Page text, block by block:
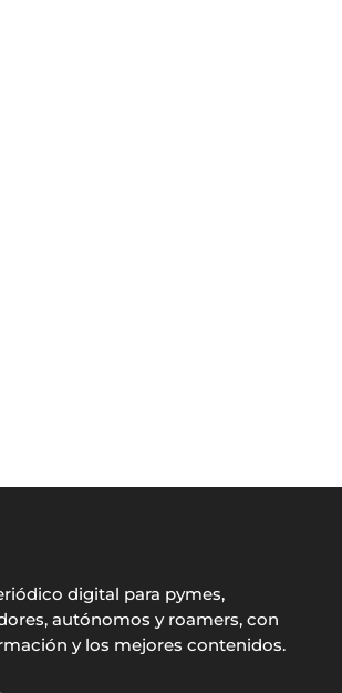
digital para pymes,
autónomos y roamers, con
y los mejores contenidos.